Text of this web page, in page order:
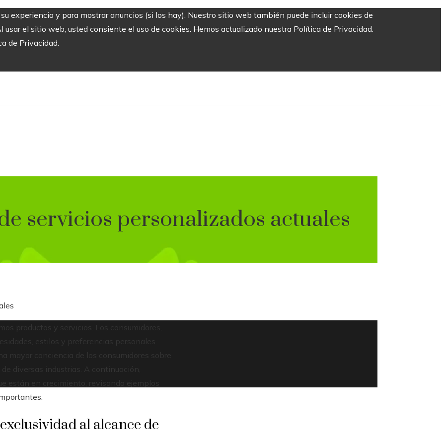
experiencia y para mostrar anuncios (si los hay). Nuestro sitio web también puede incluir cookies de
el sitio web, usted consiente el uso de cookies. Hemos actualizado nuestra Política de Privacidad.
de Privacidad.
servicios personalizados actuales
productos y servicios. Los consumidores,
estilos y preferencias personales.
mayor conciencia de los consumidores sobre
diversas industrias. A continuación,
están en crecimiento, revisando ejemplos
al alcance de